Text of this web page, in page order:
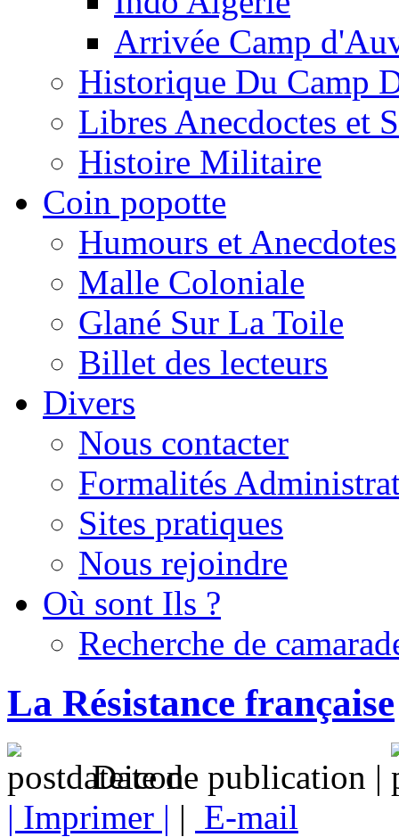
Arrivée Camp
Historique Du Camp
Libres Anecdoctes et
Histoire Militaire
Coin popotte
Humours et Anecdotes
Malle Coloniale
Glané Sur La Toile
Billet des lecteurs
Divers
Nous contacter
Formalités
Sites pratiques
Nous rejoindre
Où sont Ils ?
Recherche de
La Résistance française
Date de publication |
| Imprimer | | E-mail